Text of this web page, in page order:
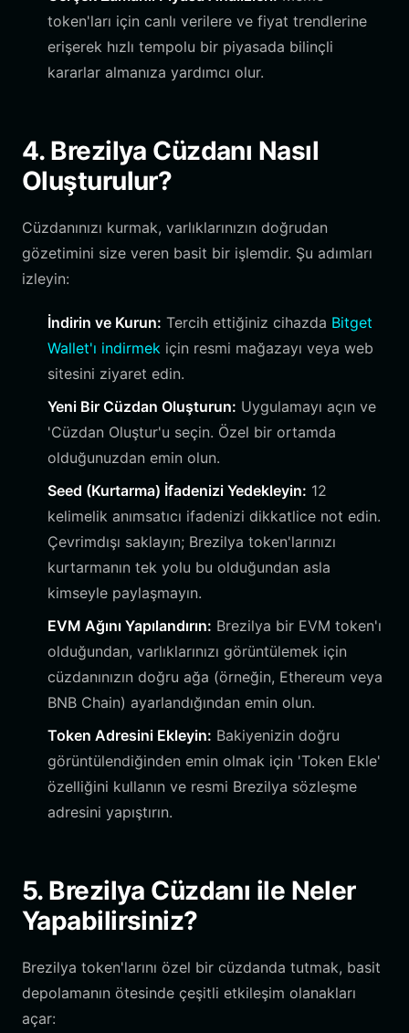
token'ları için canlı verilere ve fiyat trendlerine
erişerek hızlı tempolu bir piyasada bilinçli
kararlar almanıza yardımcı olur.
4. Brezilya Cüzdanı Nasıl
Oluşturulur?
Cüzdanınızı kurmak, varlıklarınızın doğrudan
gözetimini size veren basit bir işlemdir. Şu adımları
izleyin:
İndirin ve Kurun: Tercih ettiğiniz cihazda Bitget
Wallet'ı indirmek için resmi mağazayı veya web
sitesini ziyaret edin.
Yeni Bir Cüzdan Oluşturun: Uygulamayı açın ve
'Cüzdan Oluştur'u seçin. Özel bir ortamda
olduğunuzdan emin olun.
Seed (Kurtarma) İfadenizi Yedekleyin: 12
kelimelik anımsatıcı ifadenizi dikkatlice not edin.
Çevrimdışı saklayın; Brezilya token'larınızı
kurtarmanın tek yolu bu olduğundan asla
kimseyle paylaşmayın.
EVM Ağını Yapılandırın: Brezilya bir EVM token'ı
olduğundan, varlıklarınızı görüntülemek için
cüzdanınızın doğru ağa (örneğin, Ethereum veya
BNB Chain) ayarlandığından emin olun.
Token Adresini Ekleyin: Bakiyenizin doğru
görüntülendiğinden emin olmak için 'Token Ekle'
özelliğini kullanın ve resmi Brezilya sözleşme
adresini yapıştırın.
5. Brezilya Cüzdanı ile Neler
Yapabilirsiniz?
Brezilya token'larını özel bir cüzdanda tutmak, basit
depolamanın ötesinde çeşitli etkileşim olanakları
açar: